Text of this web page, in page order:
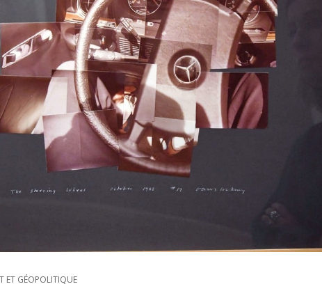
ET GÉOPOLITIQUE